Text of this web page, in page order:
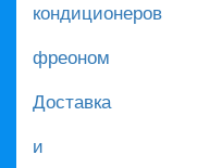
кондиционеров
фреоном
Доставка
и